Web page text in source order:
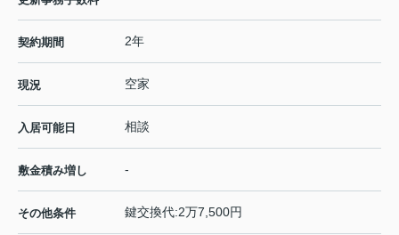
契約期間 2年
現況 空家
入居可能日 相談
敷金積み増し -
その他条件 鍵交換代:2万7,500円